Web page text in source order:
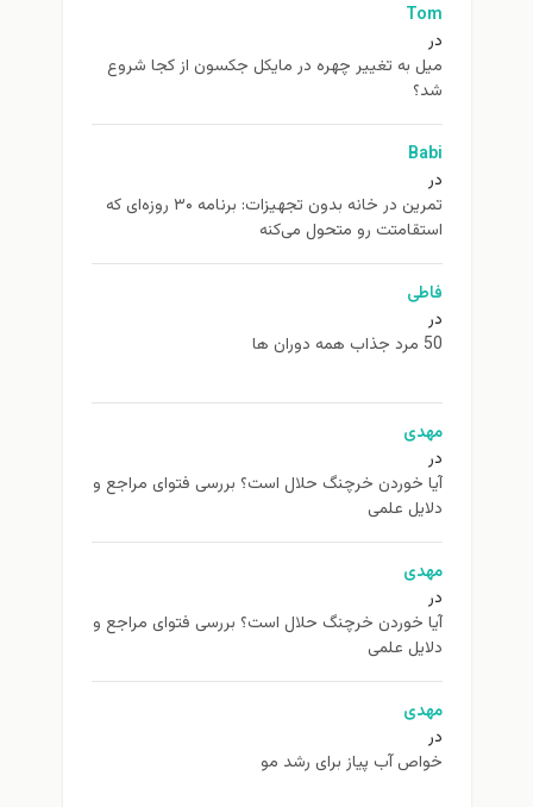
Tom
در
ميل به تغيير چهره در مایکل جکسون از كجا شروع
شد؟
Babi
در
تمرین در خانه بدون تجهیزات: برنامه ۳۰ روزه‌ای که
استقامتت رو متحول می‌کنه
فاطی
در
50 مرد جذاب همه دوران ها
مهدی
در
آیا خوردن خرچنگ حلال است؟ بررسی فتوای مراجع و
دلایل علمی
مهدی
در
آیا خوردن خرچنگ حلال است؟ بررسی فتوای مراجع و
دلایل علمی
مهدی
در
خواص آب پیاز برای رشد مو